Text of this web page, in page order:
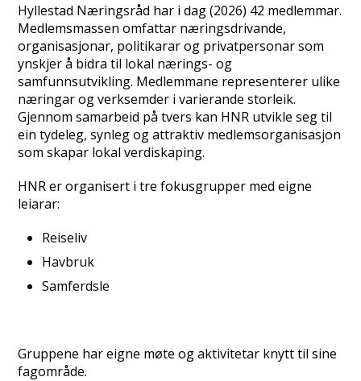
Hyllestad Næringsråd har i dag (2026) 42 medlemmar.
Medlemsmassen omfattar næringsdrivande,
organisasjonar, politikarar og privatpersonar som
ynskjer å bidra til lokal nærings- og
samfunnsutvikling. Medlemmane representerer ulike
næringar og verksemder i varierande storleik.
Gjennom samarbeid på tvers kan HNR utvikle seg til
ein tydeleg, synleg og attraktiv medlemsorganisasjon
som skapar lokal verdiskaping.
HNR er organisert i tre fokusgrupper med eigne
leiarar:
Reiseliv
Havbruk
Samferdsle
Gruppene har eigne møte og aktivitetar knytt til sine
fagområde.